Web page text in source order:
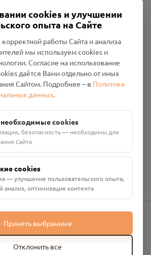
ответственностью «Смоленский
1256700001986
216790, Смоленская область, р-н
улица Западная, д. 26А, пом. 18
в АО "АЛЬФА-БАНК"
cookies и улучшении
опыта на Сайте
работы Сайта и анализа
мы используем cookies и
Согласие на использование
даётся Вами отдельно от иных
Сайтом. Подробнее – в Политике
данных.
необходимые cookies
безопасность — необходимы для
Сайта
cookies
— улучшение пользовательского опыта,
анализ, оптимизация контента
Принять выбранные
Отклонить все